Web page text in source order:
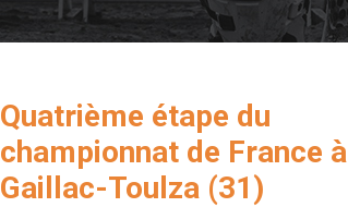
Quatrième étape du
championnat de France à
Gaillac-Toulza (31)